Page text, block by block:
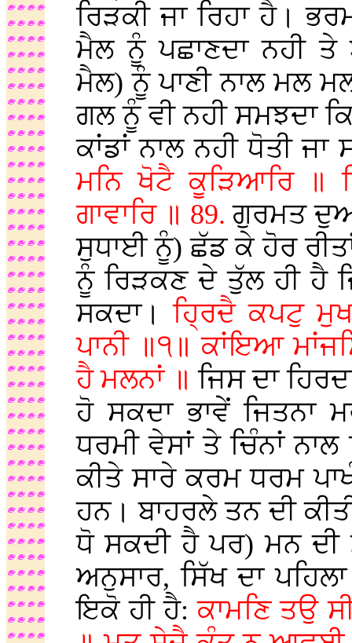
ਰਿੜਕੀ ਜਾ ਰਿਹਾ ਹੈ।
ਮੈਲ ਨੂੰ ਪਛਾਣਦਾ ਨਹੀ ਤੇ
ਮੈਲ) ਨੂੰ ਪਾਣੀ ਨਾਲ ਮਲ
ਗਲ ਨੂੰ ਵੀ ਨਹੀ ਸਮਝਦਾ
ਕਾਂਡਾਂ ਨਾਲ ਨਹੀ ਧੋਤੀ ਜਾ
ਮਨਿ ਖੋਟੈ ਕੂੜਿਆਰਿ ॥
ਗਾਵਾਰਿ ॥ 89.ਗੁਰਮਤ
ਸੁਧਾਈ ਨੂੰ) ਛੱਡ ਕੇ ਹੋਰ
ਨੂੰ ਰਿੜਕਣ ਦੇ ਤੁੱਲ ਹੀ ਹੈ
ਸਕਦਾ।ਹ੍ਰਿਦੈ ਕਪਟੁ
ਪਾਨੀ ॥੧॥ ਕਾਂਇਆ
ਹੈ ਮਲਨਾਂ ॥ ਜਿਸ ਦਾ
ਹੋ ਸਕਦਾ ਭਾਵੇਂ ਜਿਤਨਾ
ਧਰਮੀ ਵੇਸਾਂ ਤੇ ਚਿੰਨਾਂ
ਕੀਤੇ ਸਾਰੇ ਕਰਮ ਧਰਮ
ਹਨ। ਬਾਹਰਲੇ ਤਨ ਦੀ
ਧੋ ਸਕਦੀ ਹੈ ਪਰ) ਮਨ ਦੀ
ਅਨੁਸਾਰ, ਸਿੱਖ ਦਾ
ਇਕੋ ਹੀ ਹੈ:ਕਾਮਣਿ ਤਉ